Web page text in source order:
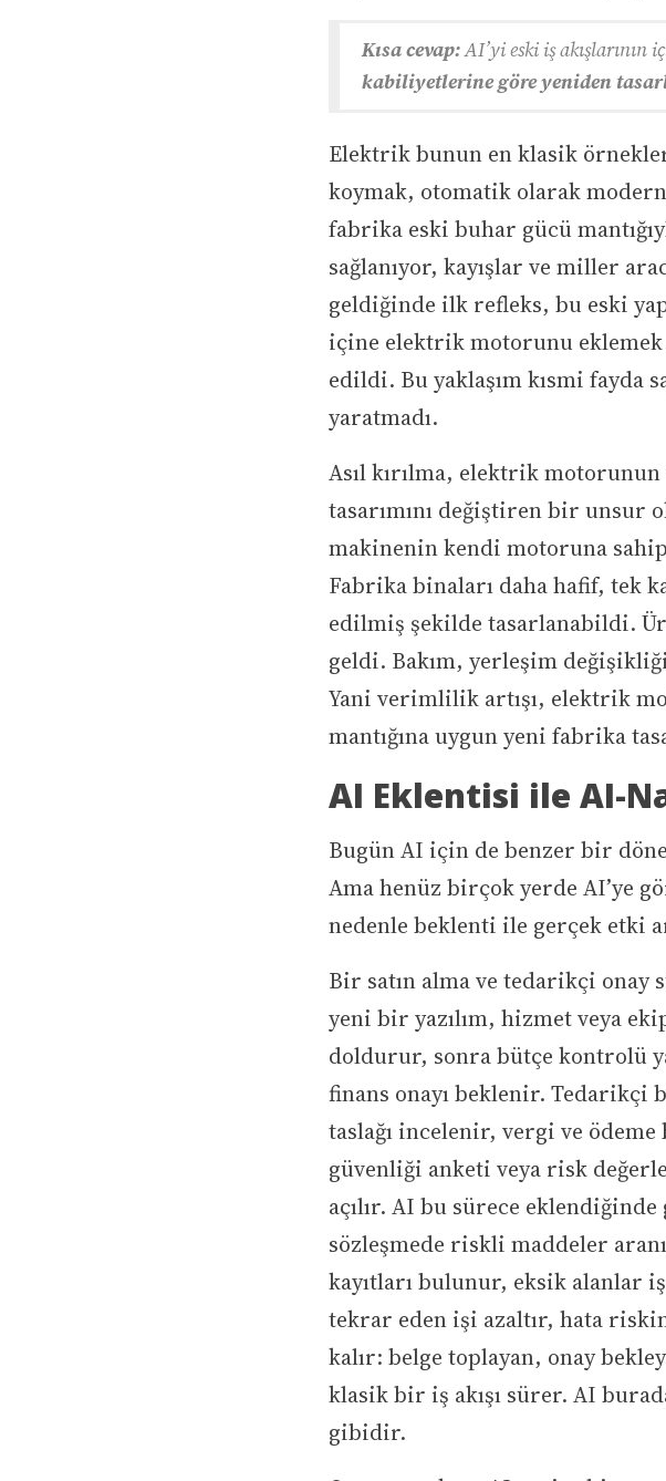
Kısa cevap:AI’yi eski iş
kabiliyetlerine göre yeniden
Elektrik bunun en klasik
koymak, otomatik olarak
fabrika eski buhar gücü
sağlanıyor, kayışlar ve miller
geldiğinde ilk refleks, bu eski
içine elektrik motorunu
edildi. Bu yaklaşım kısmi fayda
yaratmadı.
Asıl kırılma, elektrik
tasarımını değiştiren bir unsur
makinenin kendi motoruna
Fabrika binaları daha hafif, tek
edilmiş şekilde tasarlanabildi.
geldi. Bakım, yerleşim
Yani verimlilik artışı, elektrik
mantığına uygun yeni fabrika
AI Eklentisi ile AI-
Bugün AI için de benzer bir
Ama henüz birçok yerde AI’ye
nedenle beklenti ile gerçek etki
Bir satın alma ve tedarikçi
yeni bir yazılım, hizmet veya
doldurur, sonra bütçe kontrolü
finans onayı beklenir. Tedarikçi
taslağı incelenir, vergi ve
güvenliği anketi veya risk
açılır. AI bu sürece
sözleşmede riskli maddeler
kayıtları bulunur, eksik alanlar
tekrar eden işi azaltır, hata
kalır: belge toplayan, onay
klasik bir iş akışı sürer. AI
gibidir.